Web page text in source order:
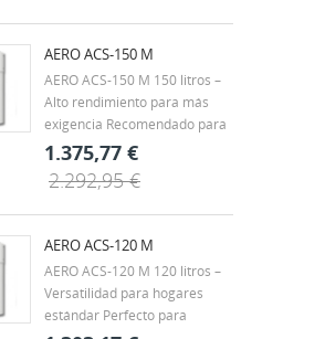
Muelle en acero inox. AISI 304.
Extremos rosca gas (BSP) H-H
- ISO 228/1. Temp. máx. 90ºC.
Montaje en cualquier posición.
AERO ACS-150 M
AERO ACS-150 M 150 litros –
Alto rendimiento para más
exigencia Recomendado para
viviendas unifamiliares,
chalets o familias de 3 a 4
personas, con hasta 2 baños.
También es una buena opción
demanda puntual, como...
1.375,77 €
2.292,95 €
AERO ACS-120 M
AERO ACS-120 M 120 litros –
Versatilidad para hogares
estándar Perfecto para